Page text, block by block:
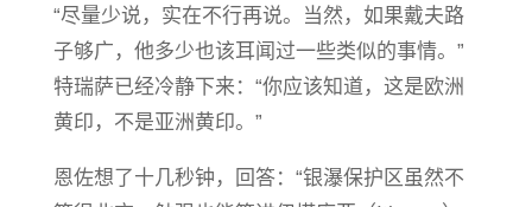
“尽量少说，实在不行再说。当然，如果戴夫路
子够广，他多少也该耳闻过一些类似的事情。”
特瑞萨已经冷静下来：“你应该知道，这是欧洲
黄印，不是亚洲黄印。”
恩佐想了十几秒钟，回答：“银瀑保护区虽然不